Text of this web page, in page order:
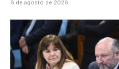
6 de agosto de 2026